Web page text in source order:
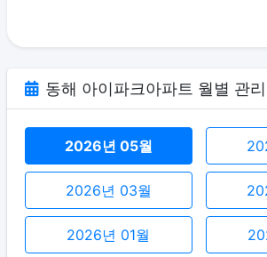
동해 아이파크아파트 월별 관
2026년 05월
2026년 03월
2026년 01월